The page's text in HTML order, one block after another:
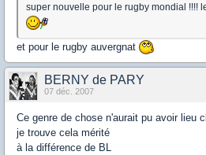
super nouvelle pour le rugby mondial !!!!
et pour le rugby auvergnat
BERNY de PARY
07 déc. 2007
Ce genre de chose n'aurait pu avoir lieu
je trouve cela mérité
à la différence de BL